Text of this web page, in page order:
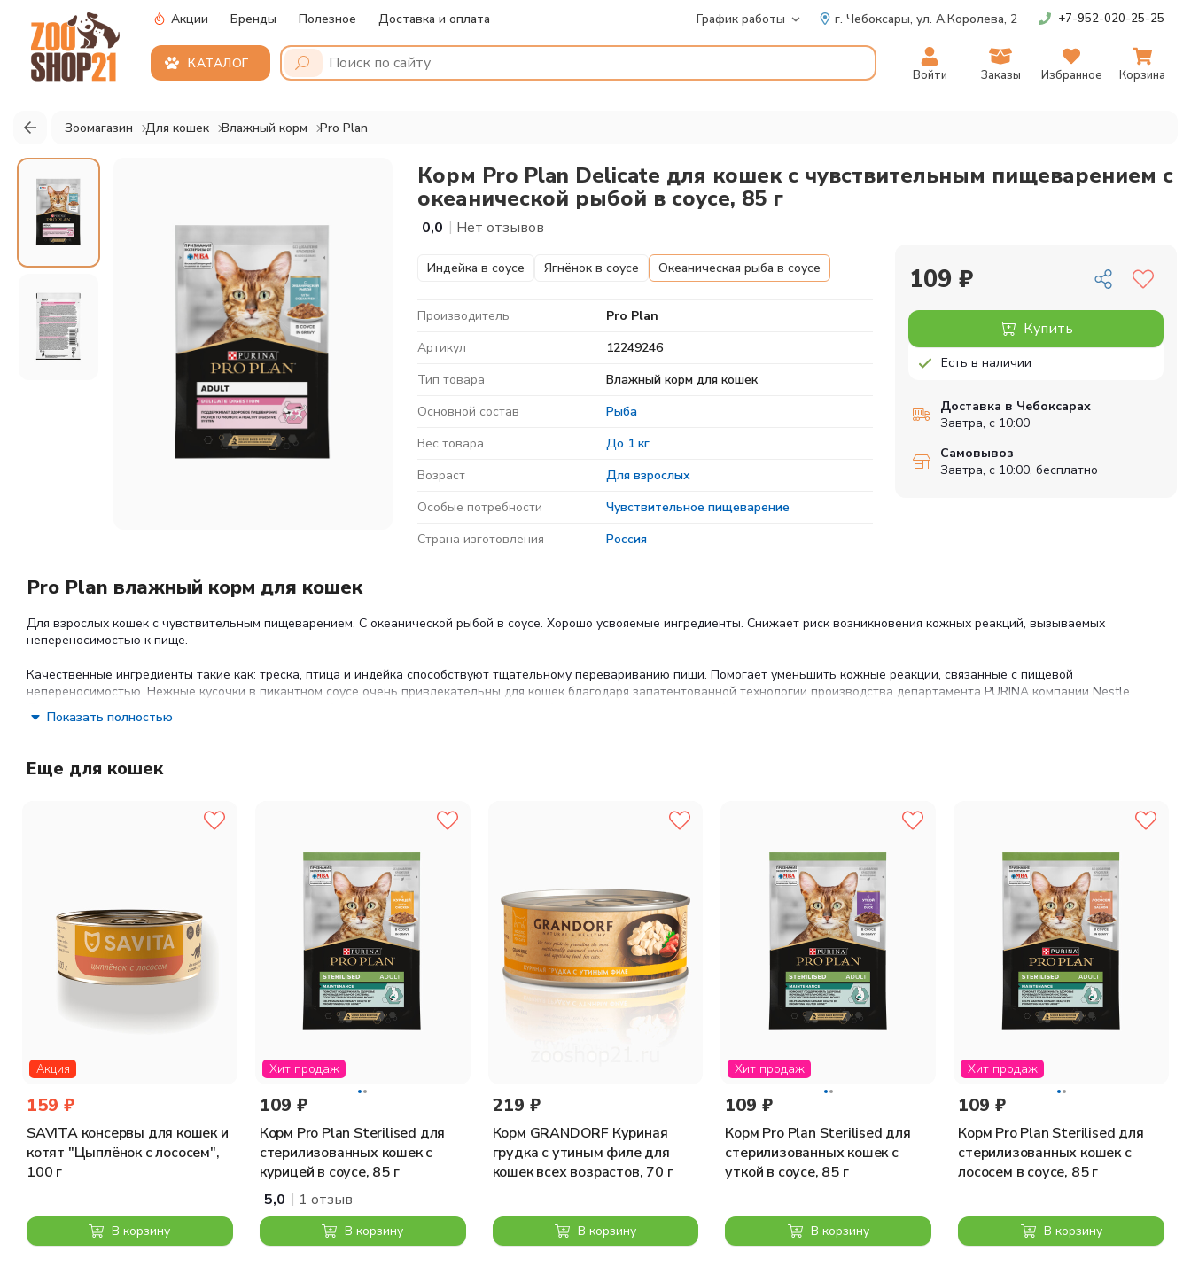
Акции Бренды Полезное Доставка и оплата График работы г. Чебоксары, ул. А.Королева, 2 +7-952-020-25-25
КАТАЛОГ
Войти Заказы Избранное Корзина
Зоомагазин Для кошек Влажный корм Pro Plan
Корм Pro Plan Delicate для кошек с чувствительным пищеварением с
океанической рыбой в соусе, 85 г
0,0 | Нет отзывов
Индейка в соусе Ягнёнок в соусе Океаническая рыба в соусе
Производитель
Pro Plan
Артикул
12249246
Тип товара
Влажный корм для кошек
Основной состав
Рыба
Вес товара
До 1 кг
Возраст
Для взрослых
Особые потребности
Чувствительное пищеварение
Страна изготовления
Россия
109 ₽
Купить
Есть в наличии
Доставка в Чебоксарах
Завтра, с 10:00
Самовывоз
Завтра, с 10:00, бесплатно
Pro Plan влажный корм для кошек
Для взрослых кошек с чувствительным пищеварением. С океанической рыбой в соусе. Хорошо усвояемые ингредиенты. Снижает риск возникновения кожных реакций, вызываемых
непереносимостью к пище.
Качественные ингредиенты такие как: треска, птица и индейка способствуют тщательному перевариванию пищи. Помогает уменьшить кожные реакции, связанные с пищевой
непереносимостью. Нежные кусочки в пикантном соусе очень привлекательны для кошек благодаря запатентованной технологии производства департамента PURINA компании Nestle.
Доказано: способствует улучшению пищеварения благодаря содержанию инулина, пребиотика, который помогает сбалансировать кишечную флору кошек с повышенной
чувствительностью.
Состав:
Мясо и продукты переработки мяса, экстракты растительных белков, рыба и продукты переработки рыбы (в том числе океаническая рыба 4%), растительные и животные жиры, продукты
сырая зола: 2,3% сырая клетчатка: 0,3% омега-3 жирные кислоты: 0,1% омега-6 жирные кислоты: 1,1%
Показать полностью
Еще для кошек
Акция
159 ₽
SAVITA консервы для кошек и
котят "Цыплёнок с лососем",
100 г
В корзину
Хит продаж
109 ₽
Корм Pro Plan Sterilised для
стерилизованных кошек с
курицей в соусе, 85 г
5,0 | 1 отзыв
В корзину
219 ₽
Корм GRANDORF Куриная
грудка с утиным филе для
кошек всех возрастов, 70 г
В корзину
Хит продаж
109 ₽
Корм Pro Plan Sterilised для
стерилизованных кошек с
уткой в соусе, 85 г
В корзину
Хит продаж
109 ₽
Корм Pro Plan Sterilised для
стерилизованных кошек с
лососем в соусе, 85 г
В корзину